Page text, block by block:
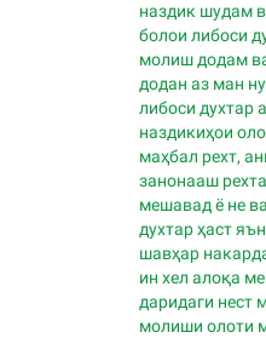
наздик шудам
болои либоси
молиш додам
додан аз ман
либоси духтар
наздикиҳои
маҳбал рехт,
занонааш
мешавад ё не
духтар ҳаст
шавҳар
ин хел алоқа
даридаги нест
молиши олоти